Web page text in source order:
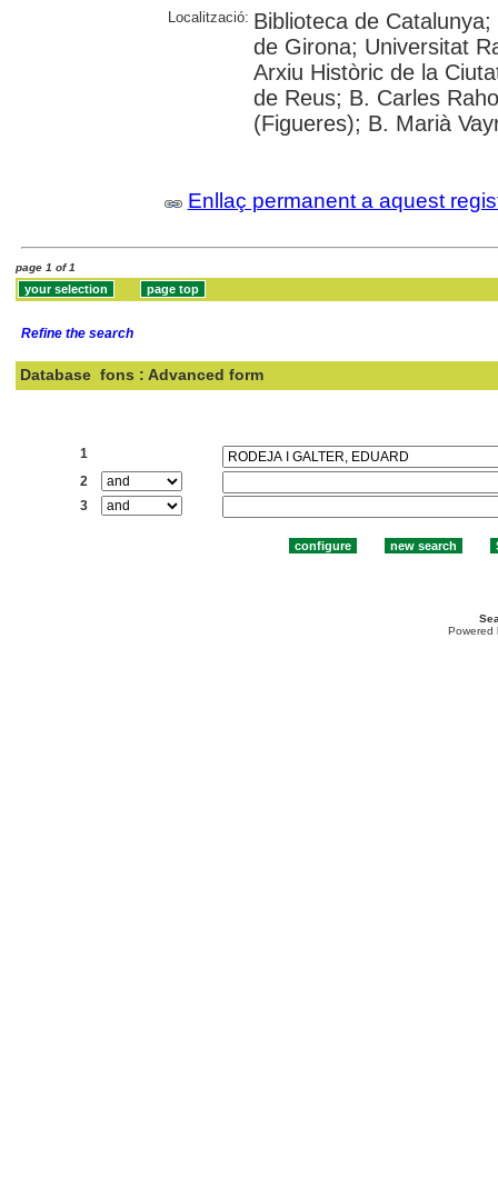
Localització: Biblioteca de
de Girona; Universitat
Arxiu Històric de la
de Reus; B. Carles
(Figueres); B. Marià
Enllaç permanent a aquest
page 1 of 1
Refine the search
Database fons : Advanced form
1
2
3